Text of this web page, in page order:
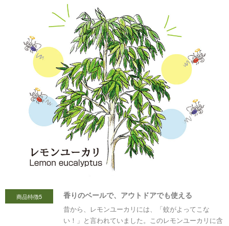
商品特徴5 香りのベールで、アウトドアでも使える
昔から、レモンユーカリには、「蚊がよってこな
い！」と言われていました。このレモンユーカリに含